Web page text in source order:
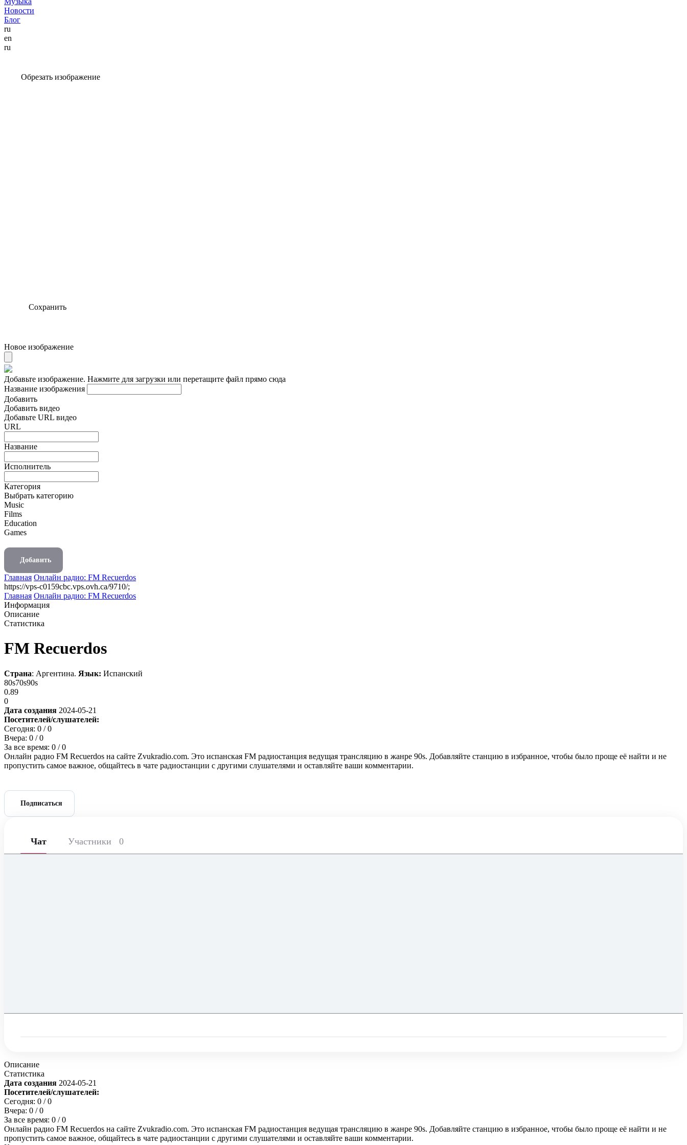
Новости
Блог
ru
en
ru
Обрезать изображение
Сохранить
Новое изображение
Добавьте изображение. Нажмите для загрузки или перетащите файл прямо сюда
Название изображения
Добавить
Добавить видео
Добавьте URL видео
URL
Название
Исполнитель
Категория
Выбрать категорию
Music
Films
Education
Games
Добавить
Главная Онлайн радио: FM Recuerdos
https://vps-c0159cbc.vps.ovh.ca/9710/;
Главная Онлайн радио: FM Recuerdos
Информация
Описание
Статистика
FM Recuerdos
Страна: Аргентина. Язык: Испанский
80s70s90s
0.89
0
Дата создания 2024-05-21
Посетителей/слушателей:
Сегодня: 0 / 0
Вчера: 0 / 0
За все время: 0 / 0
Онлайн радио FM Recuerdos на сайте Zvukradio.com. Это испанская FM радиостанция ведущая трансляцию в жанре 90s. Добавляйте станцию в избранное, чтобы было проще её найти и не
пропустить самое важное, общайтесь в чате радиостанции с другими слушателями и оставляйте ваши комментарии.
Подписаться
Чат Участники 0
Описание
Статистика
Дата создания 2024-05-21
Посетителей/слушателей:
Сегодня: 0 / 0
Вчера: 0 / 0
За все время: 0 / 0
Онлайн радио FM Recuerdos на сайте Zvukradio.com. Это испанская FM радиостанция ведущая трансляцию в жанре 90s. Добавляйте станцию в избранное, чтобы было проще её найти и не
пропустить самое важное, общайтесь в чате радиостанции с другими слушателями и оставляйте ваши комментарии.